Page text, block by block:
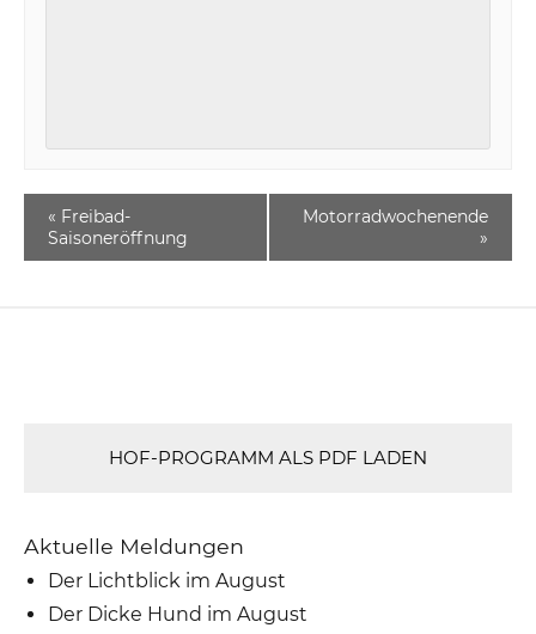
« Freibad-
Saisoneröffnung
Motorradwochenende
»
HOF-PROGRAMM ALS PDF LADEN
Aktuelle Meldungen
Der Lichtblick im August
Der Dicke Hund im August